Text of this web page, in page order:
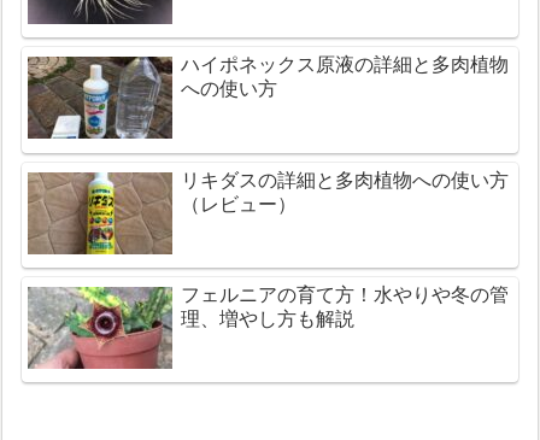
ハイポネックス原液の詳細と多肉植物
への使い方
リキダスの詳細と多肉植物への使い方
（レビュー）
フェルニアの育て方！水やりや冬の管
理、増やし方も解説